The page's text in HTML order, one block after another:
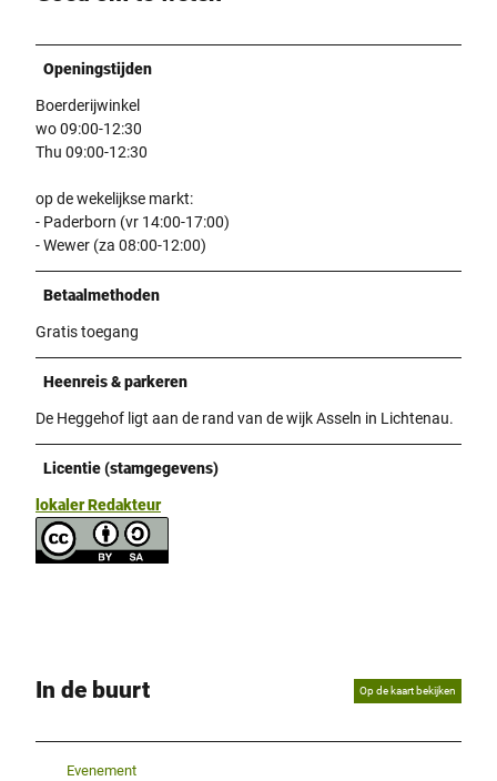
Openingstijden
Boerderijwinkel
wo 09:00-12:30
Thu 09:00-12:30
op de wekelijkse markt:
- Paderborn (vr 14:00-17:00)
- Wewer (za 08:00-12:00)
Betaalmethoden
Gratis toegang
Heenreis & parkeren
De Heggehof ligt aan de rand van de wijk Asseln in Lichtenau.
Licentie (stamgegevens)
lokaler Redakteur
In de buurt Op de kaart bekijken
Evenement